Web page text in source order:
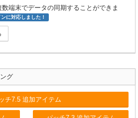
端末でデータの同期することができま
に対応しました！
グ
チ7.5 追加アイテム